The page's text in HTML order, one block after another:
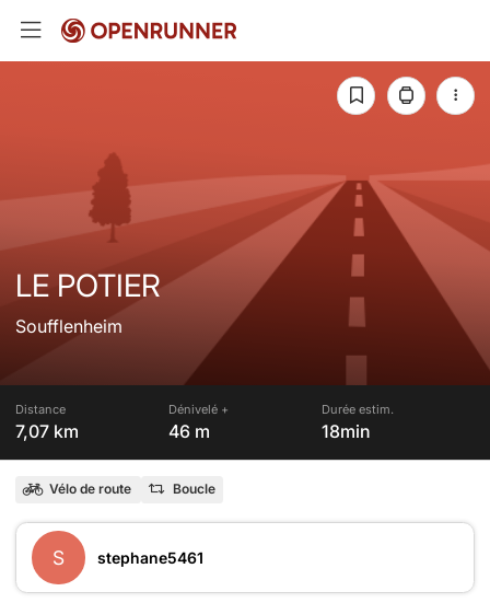
LE POTIER
Soufflenheim
Distance
7,07 km
Dénivelé +
46 m
Durée estim.
18min
Vélo de route Boucle
S stephane5461